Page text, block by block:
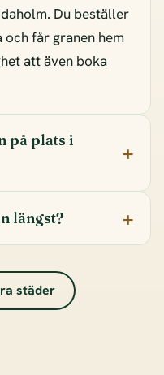
Du beställer
får granen hem
att även boka
på plats i
längst?
städer